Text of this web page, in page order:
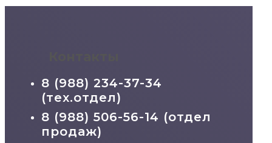
8 (988) 234-37-34
(тех.отдел)
8 (988) 506-56-14 (отдел
продаж)